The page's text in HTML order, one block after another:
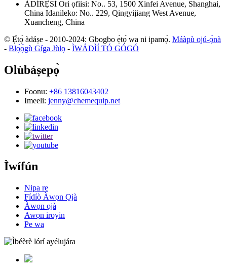
ÀDÍRẸ́SÌ Ori ọfiisi: No.. 53, 1500 Xinfei Avenue, Shanghai,
China Idanileko: No.. 229, Qingyijiang West Avenue,
Xuancheng, China
© Ẹ̀tọ́ àdáṣe - 2010-2024: Gbogbo ẹ̀tọ́ wa ni ipamọ́. Máàpù ojú-ọ̀nà
- Blọ́ọ̀gù Gíga Jùlọ - ÌWÁDÌÍ TÓ GÓGÓ
Olùbáṣepọ̀
Foonu: +86 13816043402
Imeeli: jenny@chemequip.net
Ìwífún
Nipa re
Fídíò Àwọn Ọjà
Àwọn ọjà
Awọn iroyin
Pe wa